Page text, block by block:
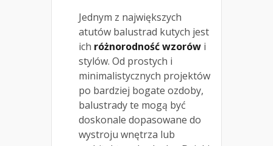
Jednym z największych
atutów balustrad kutych jest
ich różnorodność wzorów i
stylów. Od prostych i
minimalistycznych projektów
po bardziej bogate ozdoby,
balustrady te mogą być
doskonale dopasowane do
wystroju wnętrza lub